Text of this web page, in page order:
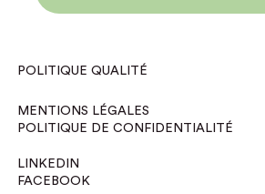
POLITIQUE QUALITÉ
MENTIONS LÉGALES
POLITIQUE DE CONFIDENTIALITÉ
LINKEDIN
FACEBOOK